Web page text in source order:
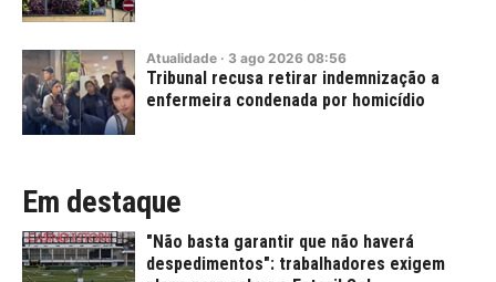
Atualidade · 3 ago 2026 08:56
Tribunal recusa retirar indemnização a
enfermeira condenada por homicídio
Em destaque
"Não basta garantir que não haverá
despedimentos": trabalhadores exigem